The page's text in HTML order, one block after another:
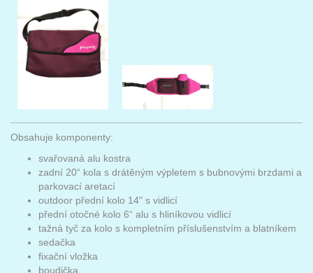
Obsahuje komponenty:
svařovaná alu kostra
zadní 20“ kola s drátěným výpletem s bubnovými brzdami a
parkovací aretací
outdoor přední kolo 14" s vidlicí
přední otočné kolo 6“ alu s hliníkovou vidlicí
tažná tyč za kolo s kompletním příslušenstvím a blatníkem
sedačka
fixační vložka
boudička